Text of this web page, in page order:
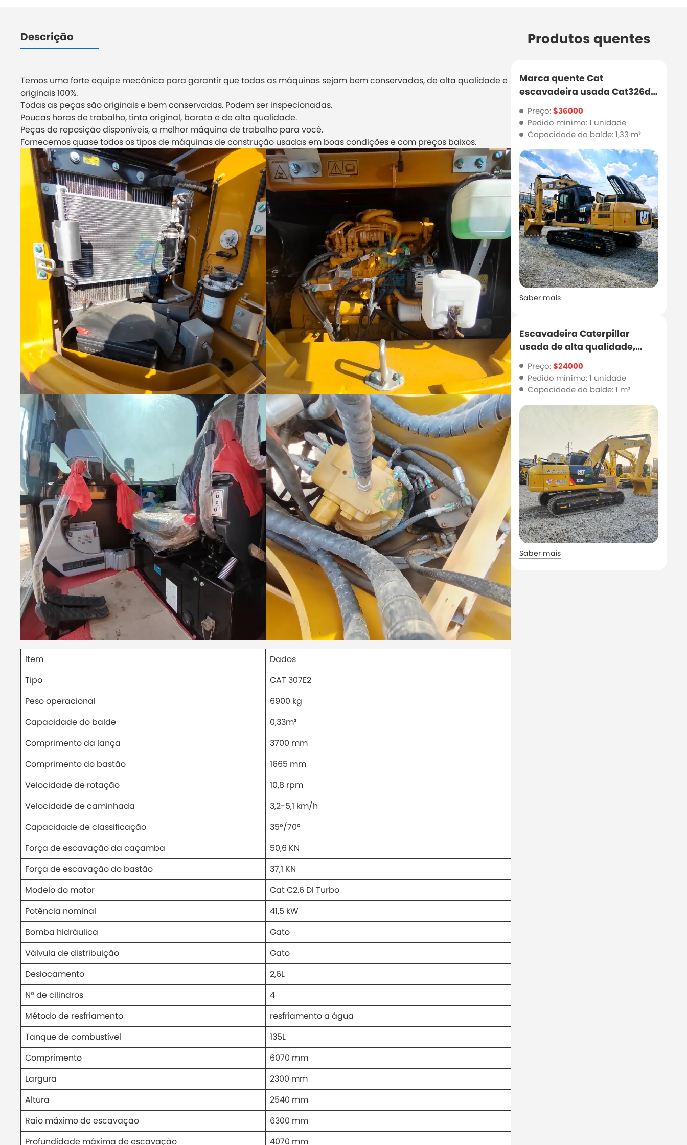
Descrição
Temos uma forte equipe mecânica para garantir que todas as máquinas sejam bem conservadas, de alta qualidade e
originais 100%.
Todas as peças são originais e bem conservadas. Podem ser inspecionadas.
Poucas horas de trabalho, tinta original, barata e de alta qualidade.
Peças de reposição disponíveis, a melhor máquina de trabalho para você.
Fornecemos quase todos os tipos de máquinas de construção usadas em boas condições e com preços baixos.
Item
Dados
Tipo
CAT 307E2
Peso operacional
6900 kg
Capacidade do balde
0,33m³
Comprimento da lança
3700 mm
Comprimento do bastão
1665 mm
Velocidade de rotação
10,8 rpm
Velocidade de caminhada
3,2-5,1 km/h
Capacidade de classificação
35°/70°
Força de escavação da caçamba
50,6 KN
Força de escavação do bastão
37,1 KN
Modelo do motor
Cat C2.6 DI Turbo
Potência nominal
41,5 kW
Bomba hidráulica
Gato
Válvula de distribuição
Gato
Deslocamento
2,6L
Nº de cilindros
4
Método de resfriamento
resfriamento a água
Tanque de combustível
135L
Comprimento
6070 mm
Largura
2300 mm
Altura
2540 mm
Raio máximo de escavação
6300 mm
Profundidade máxima de escavação
4070 mm
Produtos quentes
Marca quente Cat
escavadeira usada Cat326d2
com boa qualidade e preço
barato
Preço:$36000
Pedido mínimo: 1 unidade
Capacidade do balde: 1,33 m³
Saber mais
Escavadeira Caterpillar
usada de alta qualidade,
Cat320d2 para venda
Preço:$24000
Pedido mínimo: 1 unidade
Capacidade do balde: 1 m³
Saber mais